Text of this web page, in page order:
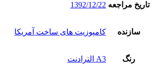
تاریخ مراجعه 1392/12/22
سازنده کامپوزیت های ساخت آمریکا
رنگ A3 الترادنت